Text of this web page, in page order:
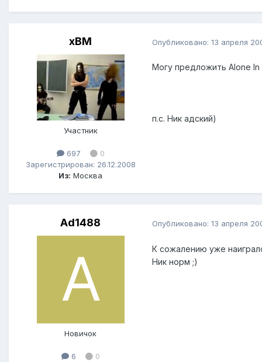
xBM
Участник
697
0
Зарегистрирован: 26.12.2008
Из: Москва
Опубликовано: 13 апреля
Могу предложить Alone In
п.с. Ник адский)
Ad1488
Новичок
6
0
Опубликовано: 13 апреля
К сожалению уже
Ник норм ;)